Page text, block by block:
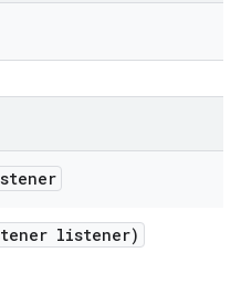
listener)